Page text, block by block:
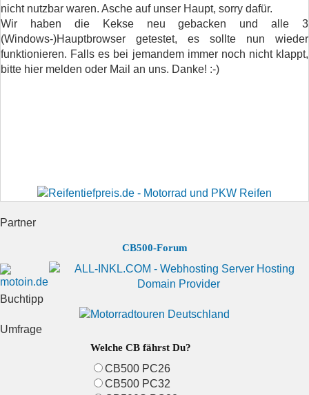
nicht nutzbar waren. Asche auf unser Haupt, sorry dafür.
Wir haben die Kekse neu gebacken und alle 3
(Windows-)Hauptbrowser getestet, es sollte nun wieder
funktionieren. Falls es bei jemandem immer noch nicht klappt,
bitte hier melden oder Mail an uns. Danke! :-)
Partner
CB500-Forum
Buchtipp
Umfrage
Welche CB fährst Du?
CB500 PC26
CB500 PC32